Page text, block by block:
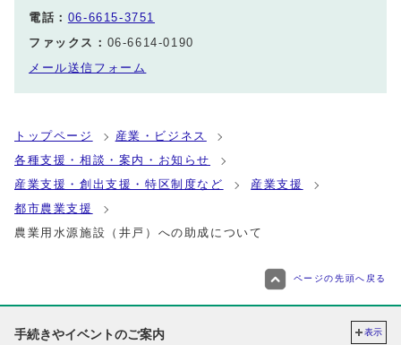
電話： 06‐6615‐3751
ファックス： 06‐6614‐0190
メール送信フォーム
トップページ
産業・ビジネス
各種支援・相談・案内・お知らせ
産業支援・創出支援・特区制度など
産業支援
都市農業支援
農業用水源施設（井戸）への助成について
ページの先頭へ戻る
手続きやイベントのご案内 表示